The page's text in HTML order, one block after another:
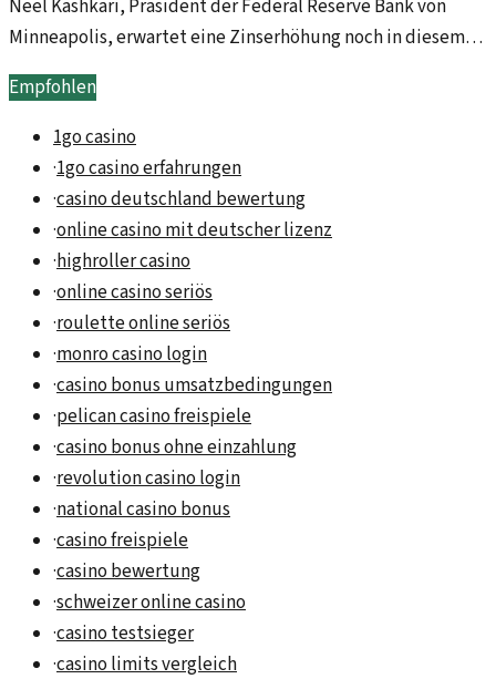
Neel Kashkari, Präsident der Federal Reserve Bank von
Minneapolis, erwartet eine Zinserhöhung noch in diesem
Jahr. Diese Maßnahme könnte weitreichende
Auswirkungen auf die Märkte haben.
Empfohlen
1go casino
·1go casino erfahrungen
·casino deutschland bewertung
·online casino mit deutscher lizenz
·highroller casino
·online casino seriös
·roulette online seriös
·monro casino login
·casino bonus umsatzbedingungen
·pelican casino freispiele
·casino bonus ohne einzahlung
·revolution casino login
·national casino bonus
·casino freispiele
·casino bewertung
·schweizer online casino
·casino testsieger
·casino limits vergleich